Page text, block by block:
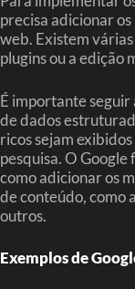
precisa adicionar
web. Existem
plugins ou a edição
É importante seguir
de dados
ricos sejam
pesquisa. O
como adicionar os
de conteúdo, como
outros.
Exemplos de